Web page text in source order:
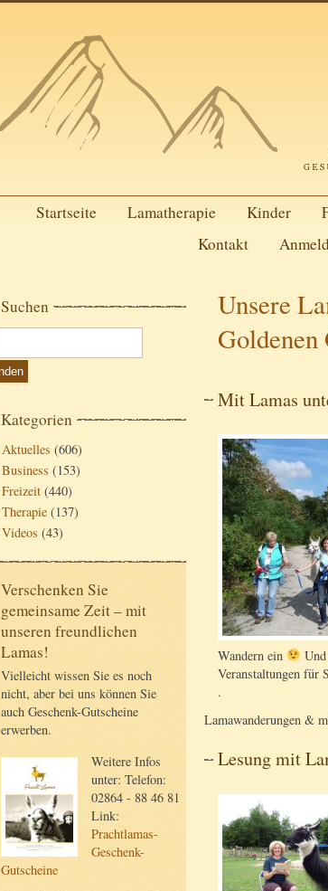
Startseite Lamatherapie Kinder
Kontakt
Suchen
Kategorien
Aktuelles (606)
Business (153)
Freizeit (440)
Therapie (137)
Videos (43)
Verschenken Sie
gemeinsame Zeit – mit
unseren freundlichen
Lamas!
Vielleicht wissen Sie es noch
nicht, aber bei uns können Sie
auch Geschenk-Gutscheine
erwerben.
Weitere Infos
unter: Telefon:
02864 - 88 46 81
Link:
Prachtlamas-
Geschenk-
Gutscheine
Unsere
Mit Lamas
Wandern ein
Veranstaltungen für
.
Lamawanderungen &
Lesung mit